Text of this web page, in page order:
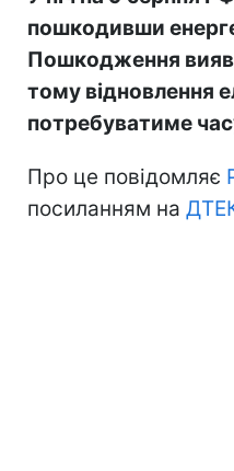
пошкодивши
Пошкодження
тому відновлення
потребуватиме
Про це повідомляє
посиланням на